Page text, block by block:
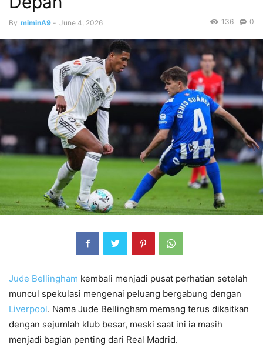
By miminA9 - June 4, 2026 0
136
Jude Bellingham kembali menjadi pusat perhatian setelah
muncul spekulasi mengenai peluang bergabung dengan
Liverpool. Nama Jude Bellingham memang terus dikaitkan
dengan sejumlah klub besar, meski saat ini ia masih
menjadi bagian penting dari Real Madrid.